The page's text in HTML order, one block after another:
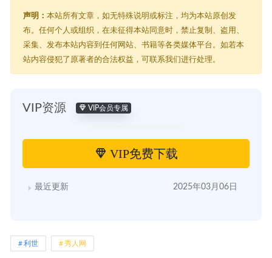
声明： 本站所有文章，如无特殊说明或标注，均为本站原创发
布。任何个人或组织，在未征得本站同意时，禁止复制、盗用、
采集、发布本站内容到任何网站、书籍等各类媒体平台。如若本
站内容侵犯了原著者的合法权益，可联系我们进行处理。
VIP资源 VIP会员专属
VIP免费下载
最近更新 2025年03月06日
利世 秀人网